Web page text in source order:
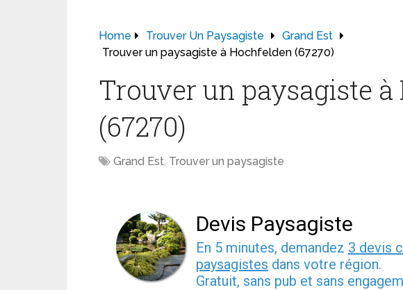
Home Trouver Un Paysagiste
Grand Est
Trouver un paysagiste à Hochfelden (67270)
Trouver un paysagiste
(67270)
Grand Est, Trouver un paysagiste
Devis Paysagiste
En 5 minutes, demandez 3 devis
paysagistes dans votre région.
Gratuit, sans pub et sans